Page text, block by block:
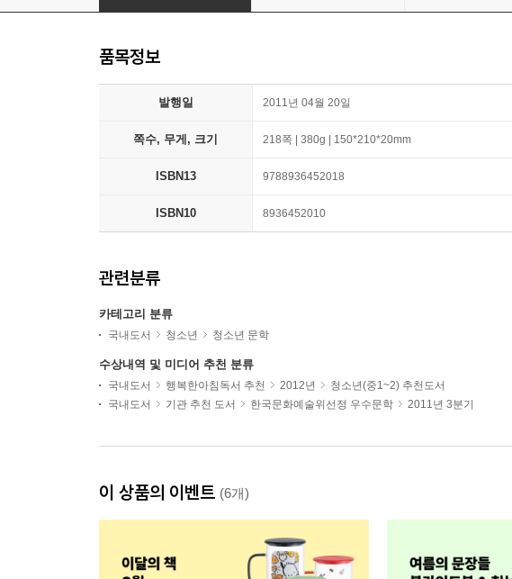
품목정보
발행일 2011년 04월 20일
쪽수, 무게, 크기 218쪽 | 380g | 150*210*20mm
ISBN13 9788936452018
ISBN10 8936452010
관련분류
카테고리 분류
국내도서 청소년 청소년 문학
수상내역 및 미디어 추천 분류
국내도서 행복한아침독서 추천 2012년
청소년(중1~2) 추천도서
국내도서
기관 추천 도서 한국문화예술위선정 우수문학 2011년 3분기
이 상품의 이벤트 (6개)